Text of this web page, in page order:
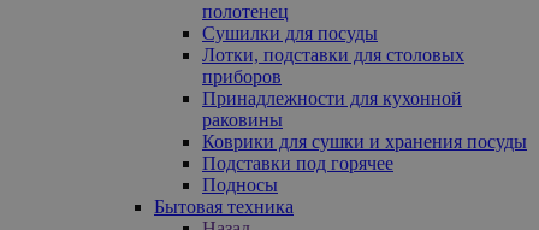
полотенец
Сушилки для посуды
Лотки, подставки для столовых
приборов
Принадлежности для кухонной
раковины
Коврики для сушки и хранения посуды
Подставки под горячее
Подносы
Бытовая техника